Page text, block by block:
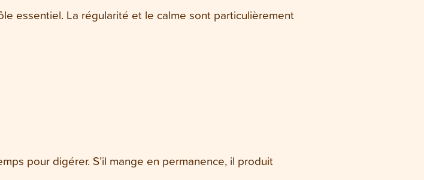
essentiel. La régularité et le calme sont particulièrement
pour digérer. S’il mange en permanence, il produit